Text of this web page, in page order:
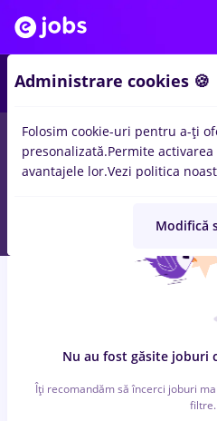
locuri de muncamanipulant
pentruStudent, Fara experienta
Nu au fost găsite joburi
Îți recomandăm să încerci joburi
filtre.
Administrare cookies 🍪
Folosim cookie-uri pentru a-ți
presonalizată.Permite
avantajele lor.Vezi politica
Modifică